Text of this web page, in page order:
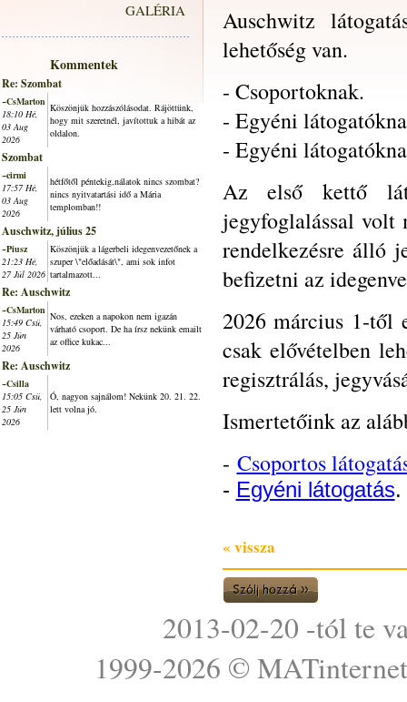
GALÉRIA
Kommentek
Re: Szombat
~CsMarton
18:10 Hé,
03 Aug
2026
Köszönjük hozzászólásodat. Rájöttünk,
hogy mit szeretnél, javítottuk a hibát az
oldalon.
Szombat
~cirmi
17:57 Hé,
03 Aug
2026
hétfőtől péntekig,nálatok nincs szombat?
nincs nyitvatartási idő a Mária
templomban!!
Auschwitz, július 25
~Piusz
21:23 Hé,
27 Júl 2026
Köszönjük a lágerbeli idegenvezetőnek a
szuper \"előadását\", ami sok infot
tartalmazott...
Re: Auschwitz
~CsMarton
15:49 Csü,
25 Jún
2026
Nos, ezeken a napokon nem igazán
várható csoport. De ha írsz nekünk emailt
az office kukac...
Re: Auschwitz
~Csilla
15:05 Csü,
25 Jún
2026
Ó, nagyon sajnálom! Nekünk 20. 21. 22.
lett volna jó.
Auschwitz
lehetőség van.
- Csoportoknak.
- Egyéni
- Egyéni
Az első kettő
jegyfoglalással volt
rendelkezésre álló
befizetni az
2026 március 1-től
csak elővételben
regisztrálás,
Ismertetőink az
- Csoportos
- Egyéni látogatás.
« vissza
2013-02-20 -tól te
1999-2026 © MATinternet